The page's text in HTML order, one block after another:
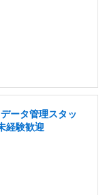
ータ管理スタッ
経験歓迎